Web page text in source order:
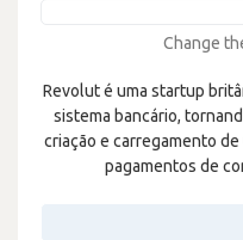
Change
Revolut é uma startup
sistema bancário,
criação e carregamento
pagamentos de